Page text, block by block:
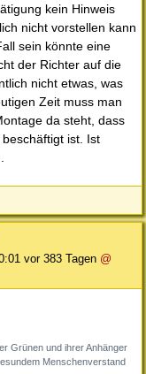
kein Hinweis
nicht vorstellen kann
sein könnte eine
der Richter auf die
nicht etwas, was
Zeit muss man
da steht, dass
ist. Ist
vor 383 Tagen @
Grünen und ihrer Anhänger
Menschenverstand